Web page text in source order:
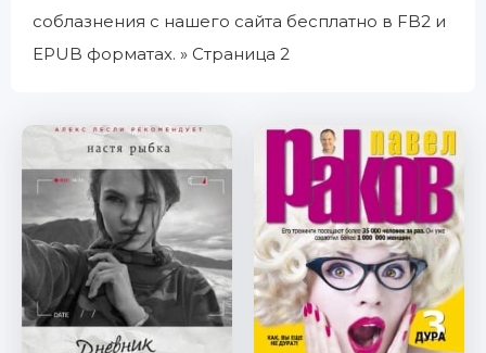
соблазнения с нашего сайта бесплатно в FB2 и
EPUB форматах. » Страница 2